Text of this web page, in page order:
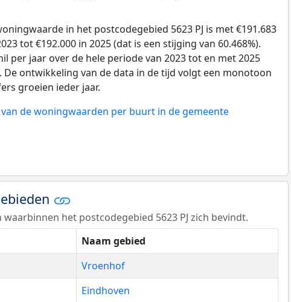
in het postcodegebied 5623 PJ is met €191.683
tot €192.000 in 2025 (dat is een stijging van 60.468%).
per jaar over de hele periode van 2023 tot en met 2025
De ontwikkeling van de data in de tijd volgt een monotoon
groeien ieder jaar.
de woningwaarden per buurt in de gemeente
het postcodegebied 5623 PJ zich bevindt.
Naam gebied
Vroenhof
Eindhoven